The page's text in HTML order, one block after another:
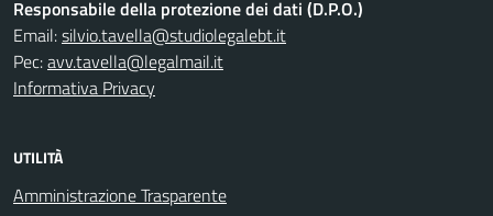
Responsabile della protezione dei dati (D.P.O.)
Email:silvio.tavella@studiolegalebt.it
Pec:avv.tavella@legalmail.it
Informativa Privacy
UTILITÀ
Amministrazione Trasparente